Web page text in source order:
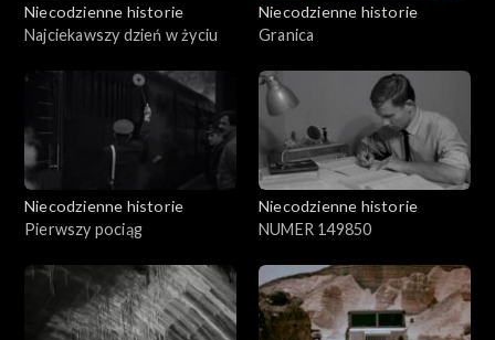
Niecodzienne historie
Najciekawszy dzień w życiu
Niecodzienne historie
Granica
Niecodzienne historie
Pierwszy pociąg
Niecodzienne historie
NUMER 149850